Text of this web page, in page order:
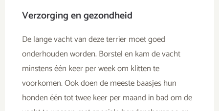
Verzorging en gezondheid
De lange vacht van deze terrier moet goed
onderhouden worden. Borstel en kam de vacht
minstens één keer per week om klitten te
voorkomen. Ook doen de meeste baasjes hun
honden één tot twee keer per maand in bad om de